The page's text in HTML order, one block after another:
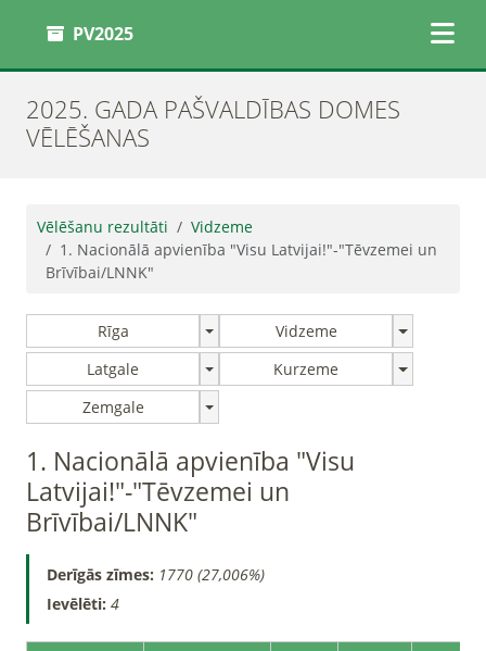
PV2025
2025. GADA PAŠVALDĪBAS DOMES
VĒLĒŠANAS
Vēlēšanu rezultāti
Vidzeme
1. Nacionālā apvienība "Visu Latvijai!"-"Tēvzemei un
Brīvībai/LNNK"
Rīga
Vidzeme
Latgale
Kurzeme
Zemgale
1. Nacionālā apvienība "Visu
Latvijai!"-"Tēvzemei un
Brīvībai/LNNK"
Derīgās zīmes: 1770 (27,006%)
Ievēlēti: 4